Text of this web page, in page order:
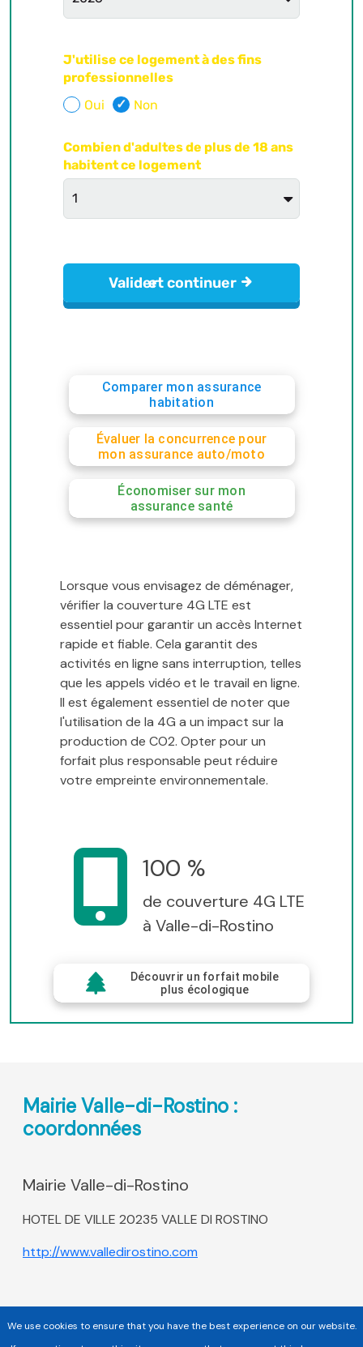
Comparer mon assurance
habitation
Évaluer la concurrence pour
mon assurance auto/moto
Économiser sur mon
assurance santé
Lorsque vous envisagez de déménager,
vérifier la couverture 4G LTE est
essentiel pour garantir un accès Internet
rapide et fiable. Cela garantit des
activités en ligne sans interruption, telles
que les appels vidéo et le travail en ligne.
Il est également essentiel de noter que
l'utilisation de la 4G a un impact sur la
production de CO2. Opter pour un
forfait plus responsable peut réduire
votre empreinte environnementale.
100 %
de couverture 4G LTE
à Valle-di-Rostino
Découvrir un forfait mobile
plus écologique
Mairie Valle-di-Rostino :
coordonnées
Mairie Valle-di-Rostino
HOTEL DE VILLE 20235 VALLE DI ROSTINO
http://www.valledirostino.com
We use cookies to ensure that you have the best experience on our website.